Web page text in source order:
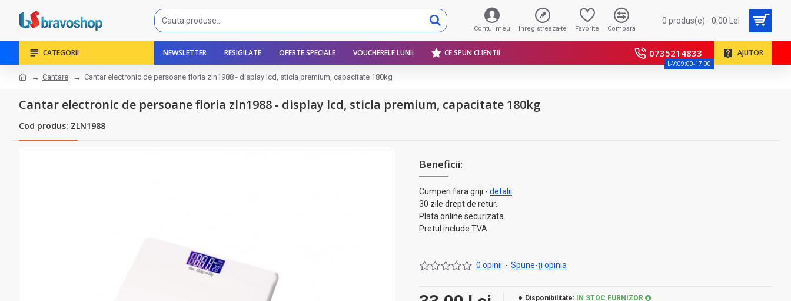
Contul meu Inregistreaza-te Favorite Compara
0 produs(e) - 0,00 Lei
CATEGORII NEWSLETTER RESIGILATE OFERTE SPECIALE VOUCHERELE LUNII CE SPUN CLIENTII 0735214833
L-V:09:00-17:00
AJUTOR
Cantare Cantar electronic de persoane floria zln1988 - display lcd, sticla premium, capacitate 180kg
Cantar electronic de persoane floria zln1988 - display lcd, sticla premium, capacitate 180kg
Cod produs: ZLN1988
Beneficii:
Cumperi fara griji - detalii
30 zile drept de retur.
Plata online securizata.
Pretul include TVA.
0 opinii - Spune-ţi opinia
Disponibilitate:
IN STOC FURNIZOR